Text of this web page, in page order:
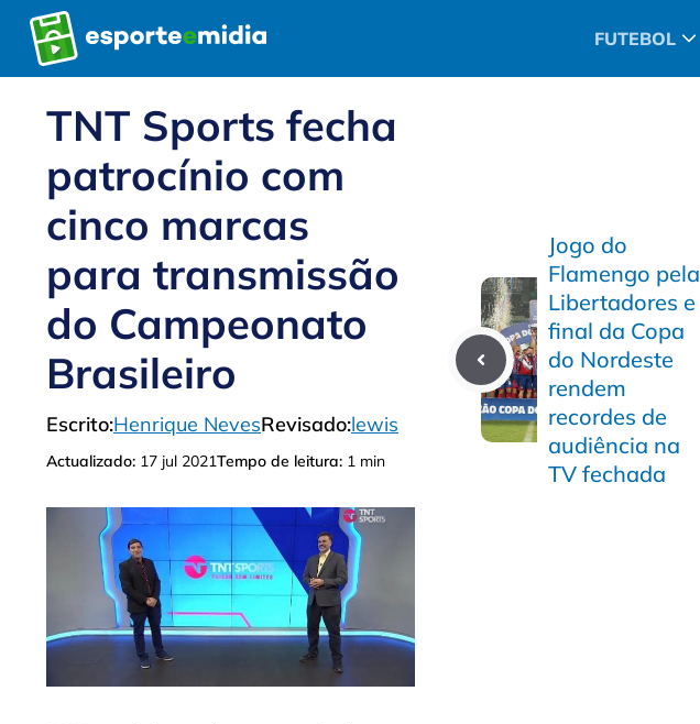
Pular
para
o
FUTEBOL
TNT Sports fecha
patrocínio com
cinco marcas
para transmissão
do Campeonato
Brasileiro
Escrito:Henrique NevesRevisado:lewis
Actualizado: 17 jul 2021Tempo de leitura: 1 min
Jogo do
Flamengo pela
Libertadores e
final da Copa
do Nordeste
rendem
recordes de
audiência na
TV fechada